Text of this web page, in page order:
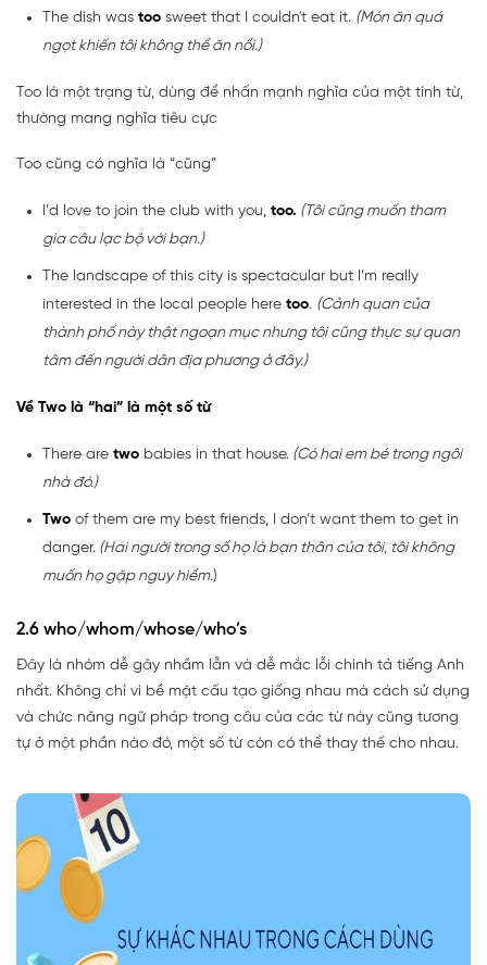
The dish was too sweet that I couldn't eat it. (Món ăn quá
ngọt khiến tôi không thể ăn nổi.)
Too là một trạng từ, dùng để nhấn mạnh nghĩa của một tính từ,
thường mang nghĩa tiêu cực
Too cũng có nghĩa là “cũng”
I’d love to join the club with you, too. (Tôi cũng muốn tham
gia câu lạc bộ với bạn.)
The landscape of this city is spectacular but I’m really
interested in the local people here too. (Cảnh quan của
thành phố này thật ngoạn mục nhưng tôi cũng thực sự quan
tâm đến người dân địa phương ở đây.)
Về Two là “hai” là một số từ
There are two babies in that house. (Có hai em bé trong ngôi
nhà đó.)
Two of them are my best friends, I don’t want them to get in
danger. (Hai người trong số họ là bạn thân của tôi, tôi không
muốn họ gặp nguy hiểm.)
2.6 who/whom/whose/who’s
Đây là nhóm dễ gây nhầm lẫn và dễ mắc lỗi chính tả tiếng Anh
nhất. Không chỉ vì bề mặt cấu tạo giống nhau mà cách sử dụng
và chức năng ngữ pháp trong câu của các từ này cũng tương
tự ở một phần nào đó, một số từ còn có thể thay thế cho nhau.